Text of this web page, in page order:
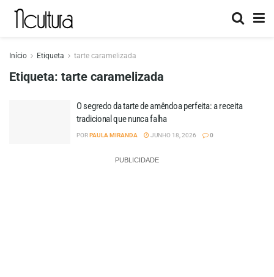
Início Etiqueta tarte caramelizada
Etiqueta: tarte caramelizada
O segredo da tarte de amêndoa perfeita: a receita
tradicional que nunca falha
PORPAULA MIRANDA JUNHO 18, 2026 0
PUBLICIDADE